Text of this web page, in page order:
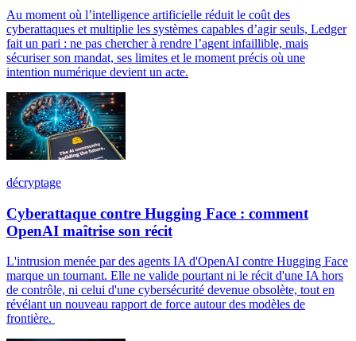
Au moment où l’intelligence artificielle réduit le coût des
cyberattaques et multiplie les systèmes capables d’agir seuls, Ledger
fait un pari : ne pas chercher à rendre l’agent infaillible, mais
sécuriser son mandat, ses limites et le moment précis où une
intention numérique devient un acte.
décryptage
Cyberattaque contre Hugging Face : comment
OpenAI maîtrise son récit
L'intrusion menée par des agents IA d'OpenAI contre Hugging Face
marque un tournant. Elle ne valide pourtant ni le récit d'une IA hors
de contrôle, ni celui d'une cybersécurité devenue obsolète, tout en
révélant un nouveau rapport de force autour des modèles de
frontière.